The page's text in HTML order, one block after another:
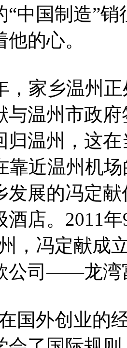
“中国制造”
的心。
家乡温州正
与温州市政
归温州，这
靠近温州机
发展的冯定
酒店。2011
，冯定献成
公司——龙湾
外创业的经